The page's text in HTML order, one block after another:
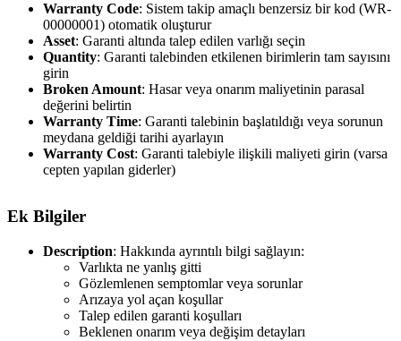
Warranty Code: Sistem takip amaçlı benzersiz bir kod (WR-
00000001) otomatik oluşturur
Asset: Garanti altında talep edilen varlığı seçin
Quantity: Garanti talebinden etkilenen birimlerin tam sayısını
girin
Broken Amount: Hasar veya onarım maliyetinin parasal
değerini belirtin
Warranty Time: Garanti talebinin başlatıldığı veya sorunun
meydana geldiği tarihi ayarlayın
Warranty Cost: Garanti talebiyle ilişkili maliyeti girin (varsa
cepten yapılan giderler)
Ek Bilgiler
Description: Hakkında ayrıntılı bilgi sağlayın:
Varlıkta ne yanlış gitti
Gözlemlenen semptomlar veya sorunlar
Arızaya yol açan koşullar
Talep edilen garanti koşulları
Beklenen onarım veya değişim detayları